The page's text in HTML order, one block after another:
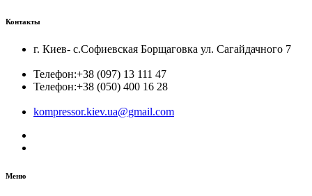
Контакты
г. Киев- с.Софиевская Борщаговка ул. Сагайдачного 7
Телефон:+38 (097) 13 111 47
Телефон:+38 (050) 400 16 28
kompressor.kiev.ua@gmail.com
Меню